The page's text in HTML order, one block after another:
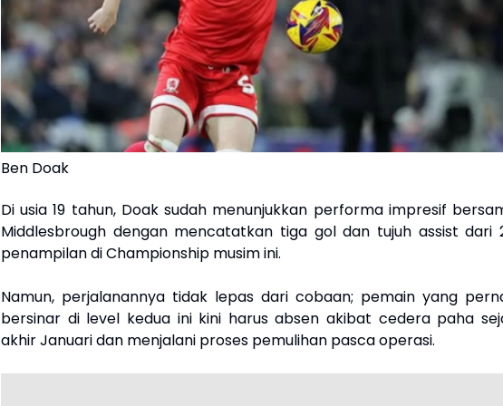
Ben Doak
Di usia 19 tahun, Doak sudah menunjukkan performa impresif
Middlesbrough dengan mencatatkan tiga gol dan tujuh assist dari
penampilan di Championship musim ini.
Namun, perjalanannya tidak lepas dari cobaan; pemain yang
bersinar di level kedua ini kini harus absen akibat cedera paha
akhir Januari dan menjalani proses pemulihan pasca operasi.